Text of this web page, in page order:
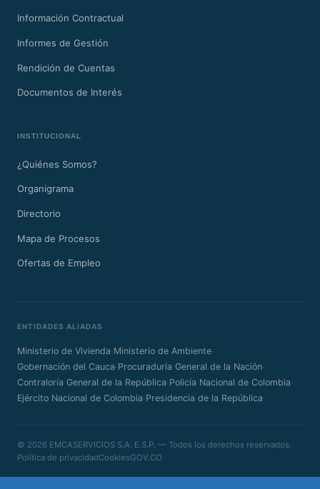
Información Contractual
Informes de Gestión
Rendición de Cuentas
Documentos de Interés
INSTITUCIONAL
¿Quiénes Somos?
Organigrama
Directorio
Mapa de Procesos
Ofertas de Empleo
ENTIDADES ALIADAS
Ministerio de Vivienda·Ministerio de Ambiente·
Gobernación del Cauca·Procuraduría General de la Nación·
Contraloría General de la República·Policía Nacional de Colombia·
Ejército Nacional de Colombia·Presidencia de la República
© 2026 EMCASERVICIOS S.A. E.S.P. — Todos los derechos reservados.
Política de privacidadCookiesGOV.CO